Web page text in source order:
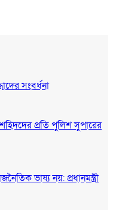
সংবর্ধনা
প্রতি পুলিশ সুপারের
ভাষ্য নয়: প্রধানমন্ত্রী